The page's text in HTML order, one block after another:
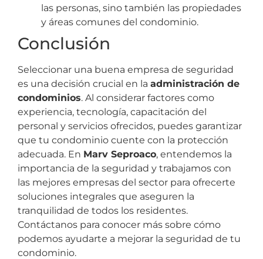
las personas, sino también las propiedades
y áreas comunes del condominio.
Conclusión
Seleccionar una buena empresa de seguridad
es una decisión crucial en la administración de
condominios. Al considerar factores como
experiencia, tecnología, capacitación del
personal y servicios ofrecidos, puedes garantizar
que tu condominio cuente con la protección
adecuada. En Marv Seproaco, entendemos la
importancia de la seguridad y trabajamos con
las mejores empresas del sector para ofrecerte
soluciones integrales que aseguren la
tranquilidad de todos los residentes.
Contáctanos para conocer más sobre cómo
podemos ayudarte a mejorar la seguridad de tu
condominio.